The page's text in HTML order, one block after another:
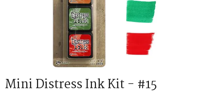
Mini Distress Ink Kit - #15